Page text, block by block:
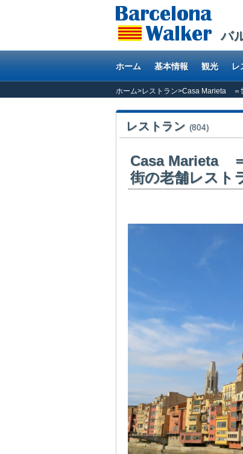
バ
ホーム 基本情報 観光 レ
ホーム>レストラン>Casa Marieta ＝
レストラン (804)
Casa Marieta
街の老舗レスト